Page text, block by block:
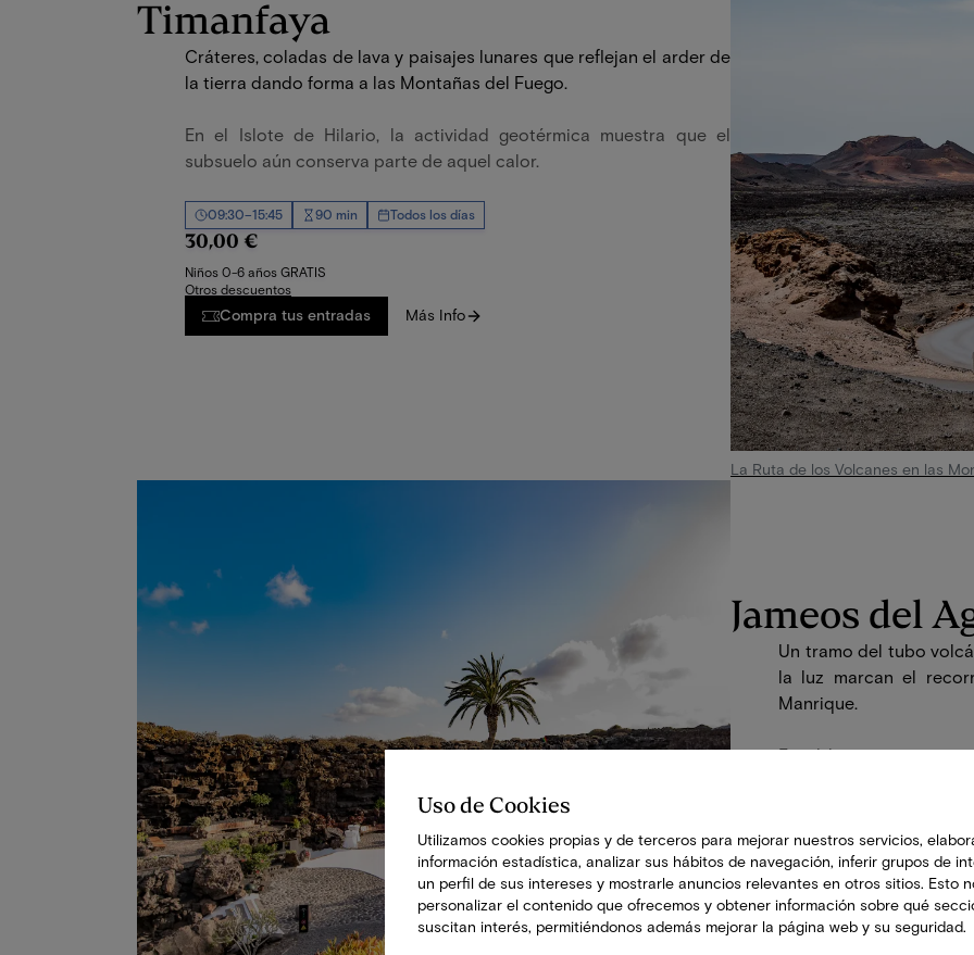
La Ruta de los Volcanes en las
Timanfaya
Cráteres, coladas de lava y paisajes lunares que reflejan el arder de
la tierra dando forma a las Montañas del Fuego.
En el Islote de Hilario, la actividad geotérmica muestra que el
subsuelo aún conserva parte de aquel calor.
09:30–15:45 90 min Todos los días
30,00 €
Niños 0-6 años GRATIS
Otros descuentos
Compra tus entradas Más Info
Jameos del
Un tramo del tubo
la luz marcan el
Manrique.
En el lago interior
10:00-18:00 60-120
Desde 17,00 €
Niños 0-6 años GRATIS
Otros descuentos
Compra tus entradas
Uso de Cookies
Utilizamos cookies propias y de terceros para mejorar nuestros servicios,
información estadística, analizar sus hábitos de navegación, inferir grupos de
un perfil de sus intereses y mostrarle anuncios relevantes en otros sitios. Esto
personalizar el contenido que ofrecemos y obtener información sobre qué
suscitan interés, permitiéndonos además mejorar la página web y su seguridad.